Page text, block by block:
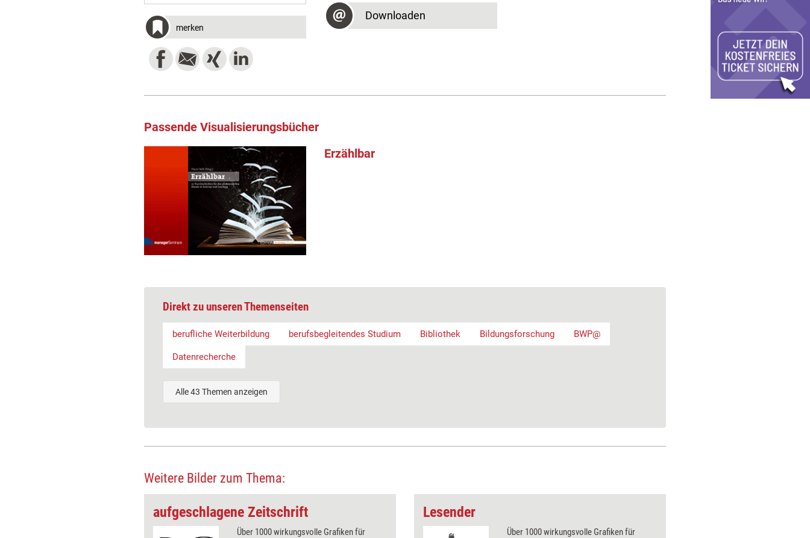
merken
Downloaden
Passende Visualisierungsbücher
Erzählbar
Direkt zu unseren Themenseiten
berufliche Weiterbildung berufsbegleitendes Studium Bibliothek Bildungsforschung BWP@
Datenrecherche
Alle 43 Themen anzeigen
Weitere Bilder zum Thema:
aufgeschlagene Zeitschrift
Über 1000 wirkungsvolle Grafiken für
Lesender
Über 1000 wirkungsvolle Grafiken für